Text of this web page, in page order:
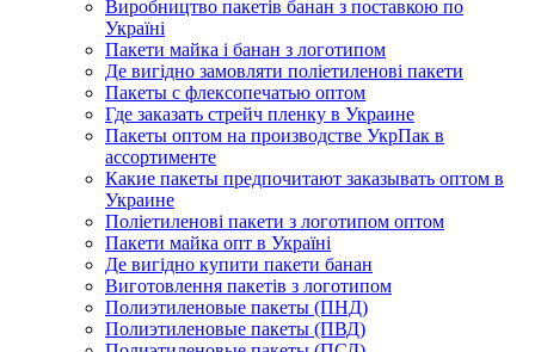
Виробництво пакетів банан з поставкою по
Україні
Пакети майка і банан з логотипом
Де вигідно замовляти поліетиленові пакети
Пакеты с флексопечатью оптом
Где заказать стрейч пленку в Украине
Пакеты оптом на производстве УкрПак в
ассортименте
Какие пакеты предпочитают заказывать оптом в
Украине
Поліетиленові пакети з логотипом оптом
Пакети майка опт в Україні
Де вигідно купити пакети банан
Виготовлення пакетів з логотипом
Полиэтиленовые пакеты (ПНД)
Полиэтиленовые пакеты (ПВД)